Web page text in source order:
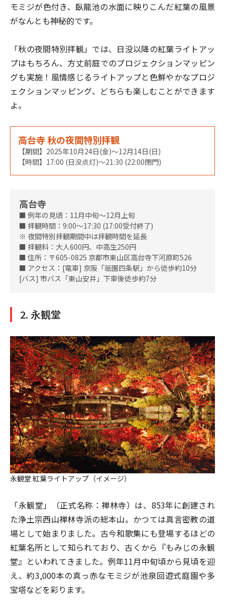
モミジが色付き、臥龍池の水面に映りこんだ紅葉の風景
がなんとも神秘的です。
「秋の夜間特別拝観」では、日没以降の紅葉ライトアッ
プはもちろん、方丈前庭でのプロジェクションマッピン
グも実施！風情感じるライトアップと色鮮やかなプロジ
ェクションマッピング、どちらも楽しむことができます
よ。
高台寺 秋の夜間特別拝観
【期間】2025年10月24日(金)～12月14日(日)
【時間】17:00 (日没点灯)～21:30 (22:00閉門)
高台寺
■ 例年の見頃：11月中旬～12月上旬
■ 拝観時間：9:00～17:30 (17:00受付終了)
※ 夜間特別拝観期間中は拝観時間を延長
■ 拝観料：大人600円、中高生250円
■ 住所：〒605-0825 京都市東山区高台寺下河原町526
■ アクセス：[電車] 京阪「祇園四条駅」から徒歩約10分
[バス] 市バス「東山安井」下車後徒歩約7分
2. 永観堂
永観堂 紅葉ライトアップ（イメージ）
「永観堂」（正式名称：禅林寺）は、853年に創建され
た浄土宗西山禅林寺派の総本山。かつては真言密教の道
場として始まりました。古今和歌集にも登場するほどの
紅葉名所として知られており、古くから『もみじの永観
堂』といわれてきました。例年11月中旬頃から見頃を迎
え、約3,000本の真っ赤なモミジが池泉回遊式庭園や多
宝塔などを彩ります。